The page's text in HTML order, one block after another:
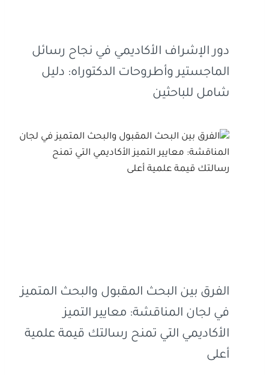
دور الإشراف الأكاديمي في نجاح رسائل
الماجستير وأطروحات الدكتوراه: دليل
شامل للباحثين
الفرق بين البحث المقبول والبحث المتميز
في لجان المناقشة: معايير التميز
الأكاديمي التي تمنح رسالتك قيمة علمية
أعلى